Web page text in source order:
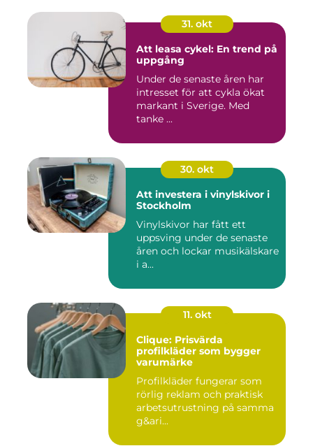
31. okt
Att leasa cykel: En trend på
uppgång
Under de senaste åren har
intresset för att cykla ökat
markant i Sverige. Med
tanke ...
30. okt
Att investera i vinylskivor i
Stockholm
Vinylskivor har fått ett
uppsving under de senaste
åren och lockar musikälskare
i a...
11. okt
Clique: Prisvärda
profilkläder som bygger
varumärke
Profilkläder fungerar som
rörlig reklam och praktisk
arbetsutrustning på samma
g&ari...